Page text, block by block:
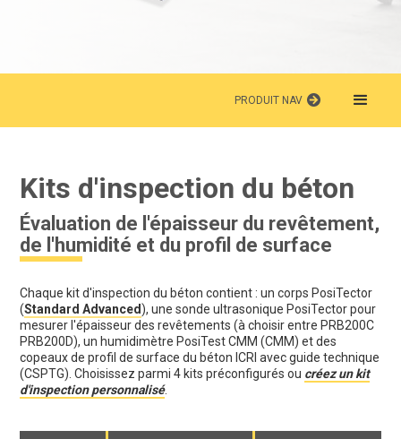
PRODUIT NAV
Kits d'inspection du béton
Évaluation de l'épaisseur du revêtement,
de l'humidité et du profil de surface
Chaque kit d'inspection du béton contient : un corps PosiTector
(Standard Advanced), une sonde ultrasonique PosiTector pour
mesurer l'épaisseur des revêtements (à choisir entre PRB200C
PRB200D), un humidimètre PosiTest CMM (CMM) et des
copeaux de profil de surface du béton ICRI avec guide technique
(CSPTG). Choisissez parmi 4 kits préconfigurés ou créez un kit
d'inspection personnalisé.